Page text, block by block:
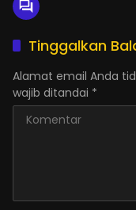
Tinggalkan
Alamat email Anda
wajib ditandai *